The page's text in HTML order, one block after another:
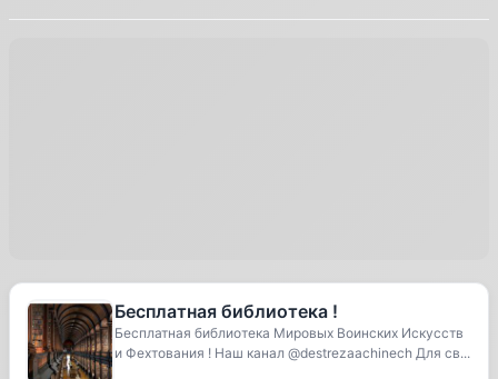
Бесплатная библиотека !
Бесплатная библиотека Мировых Воинских Искусств
и Фехтования ! Наш канал @destrezaachinech Для св...